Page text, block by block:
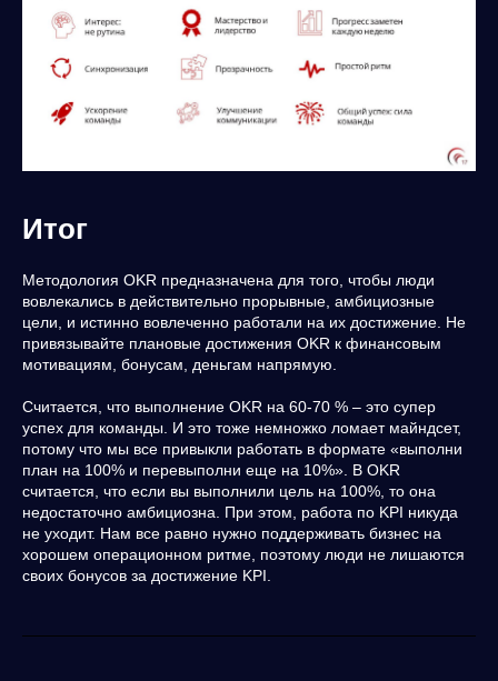
Итог
Методология OKR предназначена для того, чтобы люди
вовлекались в действительно прорывные, амбициозные
цели, и истинно вовлеченно работали на их достижение. Не
привязывайте плановые достижения OKR к финансовым
мотивациям, бонусам, деньгам напрямую.
Считается, что выполнение OKR на 60-70 % – это супер
успех для команды. И это тоже немножко ломает майндсет,
потому что мы все привыкли работать в формате «выполни
план на 100% и перевыполни еще на 10%». В OKR
считается, что если вы выполнили цель на 100%, то она
недостаточно амбициозна. При этом, работа по KPI никуда
не уходит. Нам все равно нужно поддерживать бизнес на
хорошем операционном ритме, поэтому люди не лишаются
своих бонусов за достижение KPI.
выставка
блог